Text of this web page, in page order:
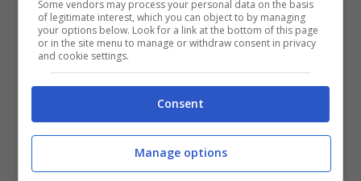
WADA, non ha individuato prove credibili
di cattiva condotta.
Malgrado il turbolento preludio ai Giochi
Olimpici, la squadra cinese di nuoto è
riuscita a conquistare sei medaglie a
Some vendors may process your personal data on the basis
of legitimate interest, which you can object to by managing
your options below. Look for a link at the bottom of this page
or in the site menu to manage or withdraw consent in privacy
and cookie settings.
Consent
Manage options